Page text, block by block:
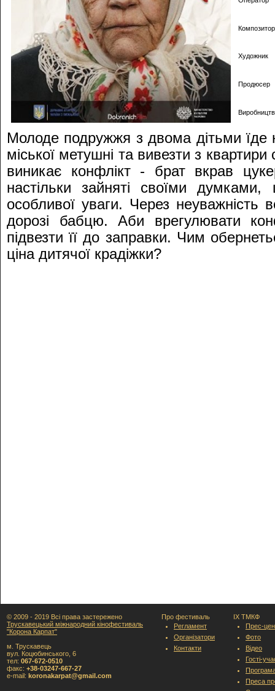
Композитор
Художник
Продюсер
Молоде подружжя з двома дітьми їде
міської метушні та вивезти з
виникає конфлікт - брат вкрав
настільки зайняті своїми
особливої уваги. Через
дорозі бабцю. Аби врегулювати
підвезти її до заправки. Чим
ціна дитячої крадіжки?
© 2009 - 2019 Всі права застережено
Трускавецький міжнародний кінофестиваль
"Корона Карпат"
м. Трускавець
вул. Коцюбинського, 6
тел: 067-672-0510
факс: +38-03247-667-27
e-mail: koronakarpat@gmail.com
Про фестиваль
Регламент
Організатори
Контакти
IX ТМКФ
Прес-
Фото
Відео
Гості-
Преса